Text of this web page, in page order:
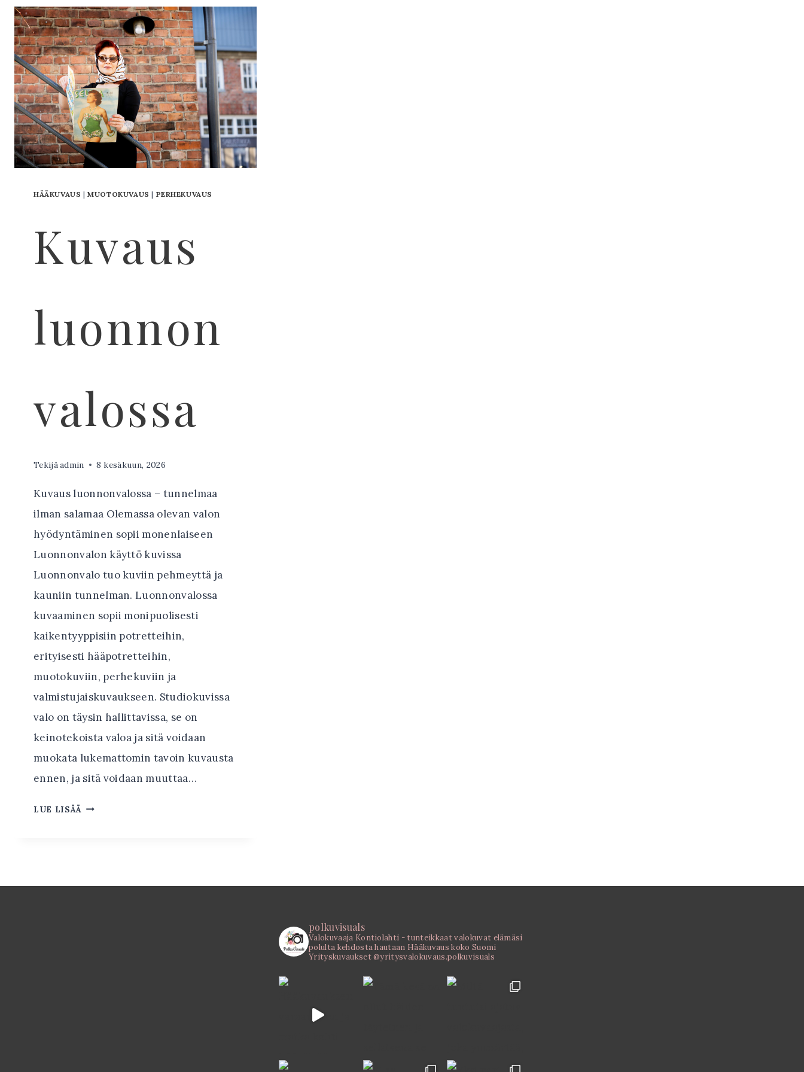
HÄÄKUVAUS |MUOTOKUVAUS | PERHEKUVAUS
Kuvaus
luonnon
valossa
Tekijäadmin 8 kesäkuun, 2026
Kuvaus luonnonvalossa – tunnelmaa
ilman salamaa Olemassa olevan valon
hyödyntäminen sopii monenlaiseen
Luonnonvalon käyttö kuvissa
Luonnonvalo tuo kuviin pehmeyttä ja
kauniin tunnelman. Luonnonvalossa
kuvaaminen sopii monipuolisesti
kaikentyyppisiin potretteihin,
erityisesti hääpotretteihin,
muotokuviin, perhekuviin ja
valmistujaiskuvaukseen. Studiokuvissa
valo on täysin hallittavissa, se on
keinotekoista valoa ja sitä voidaan
muokata lukemattomin tavoin kuvausta
ennen, ja sitä voidaan muuttaa…
LUE LISÄÄ KUVAUS
polkuvisuals
Valokuvaaja Kontiolahti - tunteikkaat valokuvat elämäsi
polulta kehdosta hautaan Hääkuvaus koko Suomi
Yrityskuvaukset @yritysvalokuvaus.polkuvisuals